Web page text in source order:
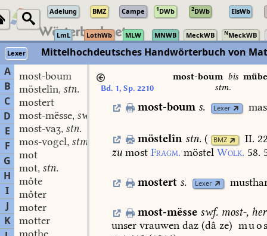
Adelung BMZ Campe 1DWb 2DWb ElsWb
LmL LothWb MLW MNWB MeckWB NMeckWB
Lexer
Mittelhochdeutsches Handwörterbuch von
A
B
C
D
E
F
G
H
I
J
K
most-boum
möstelîn, stn.
mostert
most-mësse, swf.
most-vaʒ, stn.
mos-vogel, stm.
mot
mot, stn.
môte
môter
moter
motter
Bd. 1, Sp. 2210
most-boumbis
stm.
most-boum s. Lexer
möstelîn stn. ( BMZ
II.
zu most Fragm. möstel Wolk. 58.
mostert s. Lexer
most-mësse swf. most-,
unser vrauwen daz (dâ ze)